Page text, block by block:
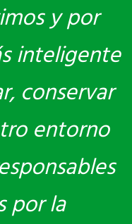
y por
inteligente
conservar
entorno
por la